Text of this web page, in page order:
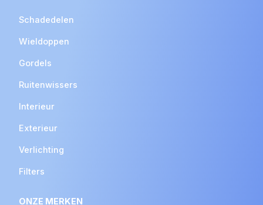
Schadedelen
Wieldoppen
Gordels
Ruitenwissers
Interieur
Exterieur
Verlichting
Filters
ONZE MERKEN